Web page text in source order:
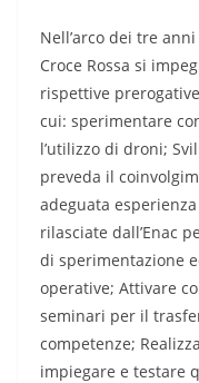
Nell’arco dei tre
Croce Rossa si
rispettive
cui: sperimentare
l’utilizzo di droni;
preveda il
adeguata
rilasciate dall’Enac
di sperimentazione
operative; Attivare
seminari per il
competenze;
impiegare e testare